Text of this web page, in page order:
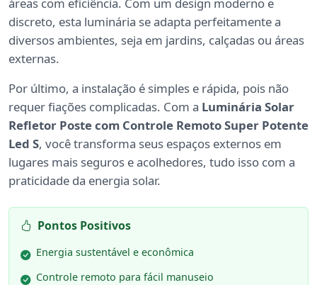
áreas com eficiência. Com um design moderno e
discreto, esta luminária se adapta perfeitamente a
diversos ambientes, seja em jardins, calçadas ou áreas
externas.
Por último, a instalação é simples e rápida, pois não
requer fiações complicadas. Com a Luminária Solar
Refletor Poste com Controle Remoto Super Potente
Led S, você transforma seus espaços externos em
lugares mais seguros e acolhedores, tudo isso com a
praticidade da energia solar.
Pontos Positivos
Energia sustentável e econômica
Controle remoto para fácil manuseio